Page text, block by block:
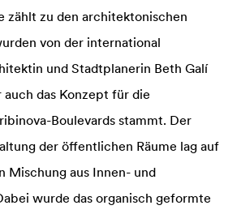
zählt zu den architektonischen
von der international
und Stadtplanerin Beth Galí
das Konzept für die
Boulevards stammt. Der
der öffentlichen Räume lag auf
Mischung aus Innen- und
wurde das organisch geformte